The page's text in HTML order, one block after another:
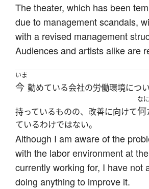
The theater, which has been
due to management scandals,
with a revised management
Audiences and artists alike are
いま
今 勤めている会社の労働環境につ
持っているものの、改善に向けて
なに
何
ているわけではない。
Although I am aware of the
with the labor environment at
currently working for, I have not
doing anything to improve it.